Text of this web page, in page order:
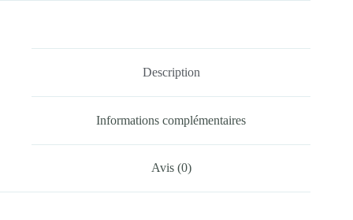
Description
Informations complémentaires
Avis (0)